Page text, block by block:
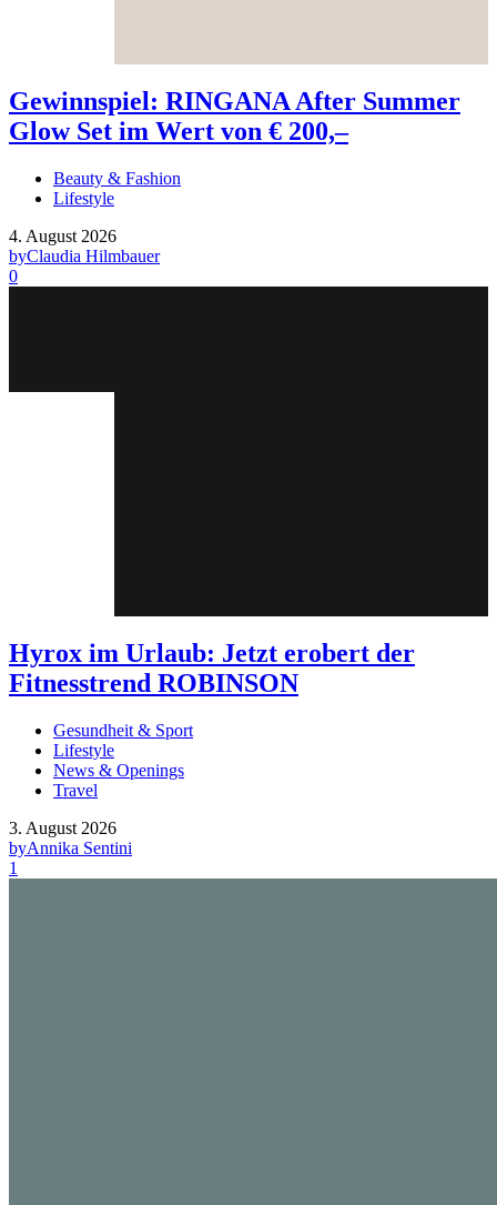
Gewinnspiel: RINGANA After Summer
Glow Set im Wert von € 200,–
Beauty & Fashion
Lifestyle
4. August 2026
byClaudia Hilmbauer
0
Hyrox im Urlaub: Jetzt erobert der
Fitnesstrend ROBINSON
Gesundheit & Sport
Lifestyle
News & Openings
Travel
3. August 2026
byAnnika Sentini
1